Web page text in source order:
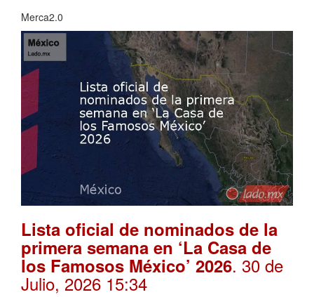
Merca2.0
Lista oficial de nominados de la
primera semana en ‘La Casa de
los Famosos México’ 2026. 30 de
Julio, 2026 15:34